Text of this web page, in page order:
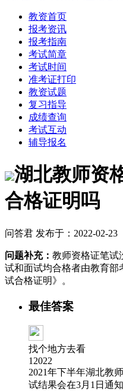
教资首页
报考资讯
报考指南
考试简章
考试时间
准考证打印
教资试题
复习指导
成绩查询
考试互动
辅导报名
湖北教师资
合格证明吗
问答君 发布于：2022-02-23
问题补充： 教师资格证笔试
试和面试均合格者由教育
试合格证明》。
最佳答案
找个地方去看
12022
2021年下半年湖北教
试结果会在3月1日通